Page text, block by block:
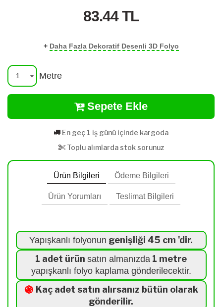
83.44TL
+ Daha Fazla Dekoratif Desenli 3D Folyo
Metre
Sepete Ekle
En geç 1 iş günü içinde kargoda
Toplu alımlarda stok sorunuz
Ürün Bilgileri Ödeme Bilgileri
Ürün Yorumları Teslimat Bilgileri
Yapışkanlı folyonun genişliği 45 cm 'dir.
1 adet ürün satın almanızda 1 metre
yapışkanlı folyo kaplama gönderilecektir.
֍ Kaç adet satın alırsanız bütün olarak
gönderilir.